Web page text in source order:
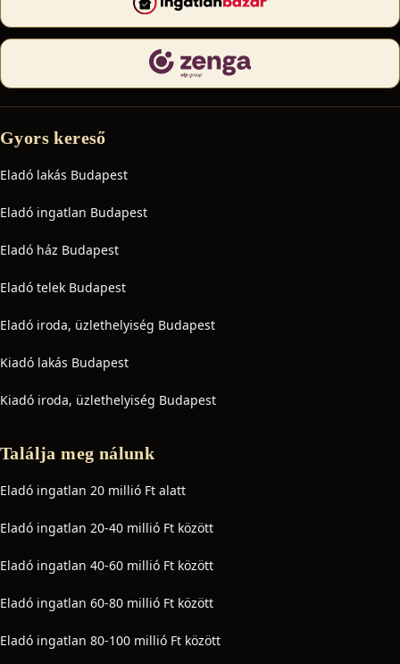
Gyors kereső
Eladó lakás Budapest
Eladó ingatlan Budapest
Eladó ház Budapest
Eladó telek Budapest
Eladó iroda, üzlethelyiség Budapest
Kiadó lakás Budapest
Kiadó iroda, üzlethelyiség Budapest
Találja meg nálunk
Eladó ingatlan 20 millió Ft alatt
Eladó ingatlan 20-40 millió Ft között
Eladó ingatlan 40-60 millió Ft között
Eladó ingatlan 60-80 millió Ft között
Eladó ingatlan 80-100 millió Ft között